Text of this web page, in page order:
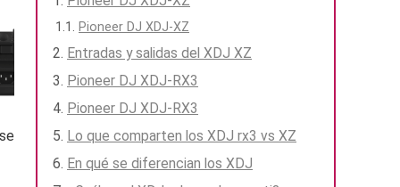
Pioneer DJ XDJ-XZ
Entradas y salidas del XDJ XZ
Pioneer DJ XDJ-RX3
Pioneer DJ XDJ-RX3
Lo que comparten los XDJ rx3 vs XZ
En qué se diferencian los XDJ